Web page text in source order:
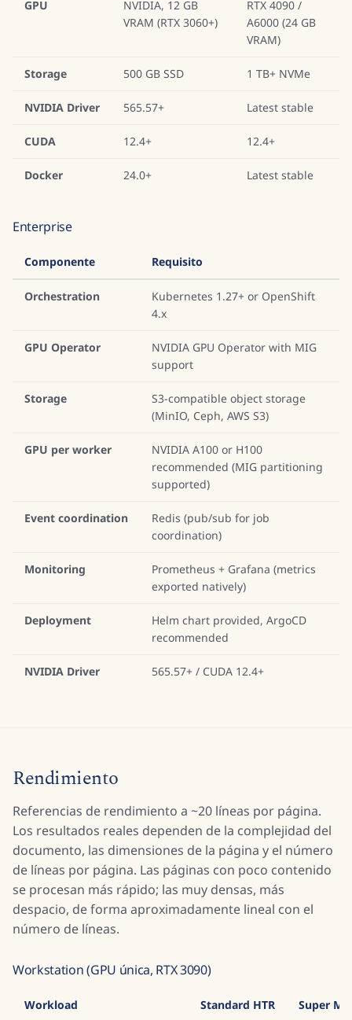
GPU
NVIDIA, 12 GB
VRAM (RTX 3060+)
RTX 4090 /
A6000 (24 GB
VRAM)
Storage 500 GB SSD 1 TB+ NVMe
NVIDIA Driver 565.57+ Latest stable
CUDA 12.4+ 12.4+
Docker 24.0+ Latest stable
Enterprise
Componente Requisito
Orchestration
Kubernetes 1.27+ or OpenShift
4.x
GPU Operator
NVIDIA GPU Operator with MIG
support
Storage
S3-compatible object storage
(MinIO, Ceph, AWS S3)
GPU per worker
NVIDIA A100 or H100
recommended (MIG partitioning
supported)
Event coordination
Redis (pub/sub for job
coordination)
Monitoring
Prometheus + Grafana (metrics
exported natively)
Deployment
Helm chart provided, ArgoCD
recommended
NVIDIA Driver 565.57+ / CUDA 12.4+
Rendimiento
Referencias de rendimiento a ~20 líneas por página.
Los resultados reales dependen de la complejidad del
documento, las dimensiones de la página y el número
de líneas por página. Las páginas con poco contenido
se procesan más rápido; las muy densas, más
despacio, de forma aproximadamente lineal con el
número de líneas.
Workstation (GPU única, RTX 3090)
Workload Standard HTR Super